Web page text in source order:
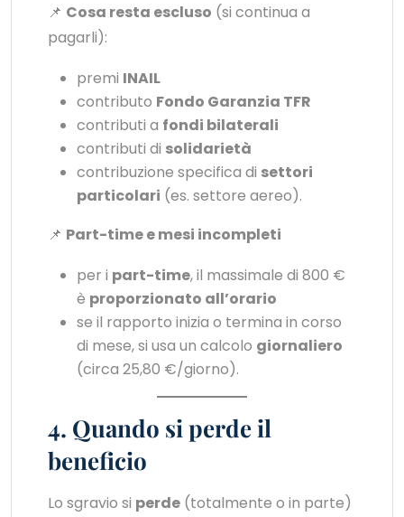
📌 Cosa resta escluso (si continua a
pagarli):
premi INAIL
contributo Fondo Garanzia TFR
contributi a fondi bilaterali
contributi di solidarietà
contribuzione specifica di settori
particolari (es. settore aereo).
📌 Part-time e mesi incompleti
per i part-time, il massimale di 800 €
è proporzionato all’orario
se il rapporto inizia o termina in corso
di mese, si usa un calcolo giornaliero
(circa 25,80 €/giorno).
4. Quando si perde il
beneficio
Lo sgravio si perde (totalmente o in parte)